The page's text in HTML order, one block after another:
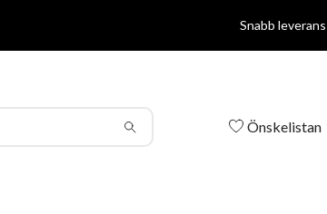
Snabb
Önskelistan